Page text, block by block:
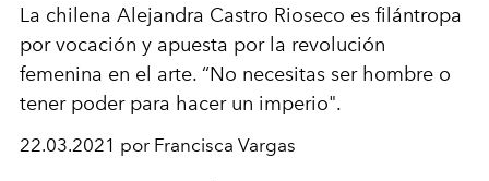
La chilena Alejandra Castro Rioseco es filántropa
por vocación y apuesta por la revolución
femenina en el arte. “No necesitas ser hombre o
tener poder para hacer un imperio".
22.03.2021 por Francisca Vargas